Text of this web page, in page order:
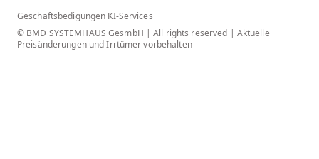
Geschäftsbedigungen KI-Services
© BMD SYSTEMHAUS GesmbH | All rights reserved | Aktuelle
Preisänderungen und Irrtümer vorbehalten